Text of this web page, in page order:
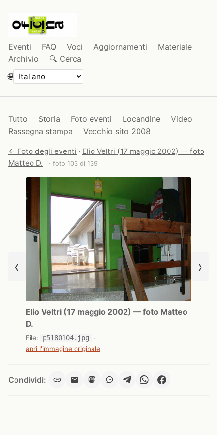
Eventi FAQ Voci Aggiornamenti
Materiale
Archivio
🔍 Cerca
🌐
Tutto Storia Foto eventi Locandine
Video
Rassegna stampa
Vecchio sito 2008
← Foto degli eventi · Elio Veltri (17 maggio 2002) — foto
Matteo D.
· foto 103 di 139
‹
Elio Veltri (17 maggio 2002) — foto Matteo
D.
File: p5180104.jpg
·
apri l'immagine originale
›
Condividi: